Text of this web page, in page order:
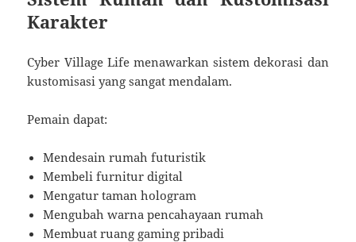
Karakter
Cyber Village Life menawarkan sistem dekorasi dan
kustomisasi yang sangat mendalam.
Pemain dapat:
Mendesain rumah futuristik
Membeli furnitur digital
Mengatur taman hologram
Mengubah warna pencahayaan rumah
Membuat ruang gaming pribadi